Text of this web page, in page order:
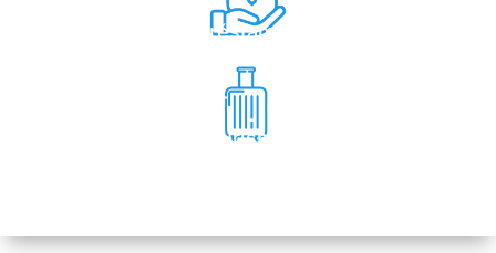
Préstamos
Turismo